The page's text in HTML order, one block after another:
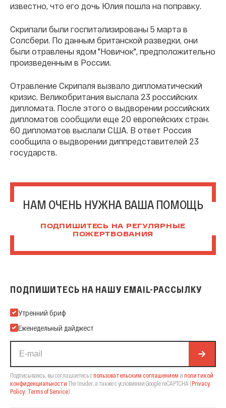
известно, что его дочь Юлия пошла на поправку.
Скрипали были госпитализированы 5 марта в
Солсбери. По данным британской разведки, они
были отравлены ядом "Новичок", предположительно
произведенным в России.
Отравление Скрипаля вызвало дипломатический
кризис. Великобритания выслала 23 российских
дипломата. После этого о выдворении российских
дипломатов сообщили еще 20 европейских стран.
60 дипломатов выслали США. В ответ Россия
сообщила о выдворении диппредставителей 23
государств.
НАМ ОЧЕНЬ НУЖНА ВАША ПОМОЩЬ
ПОДПИШИТЕСЬ НА РЕГУЛЯРНЫЕ
ПОЖЕРТВОВАНИЯ
ПОДПИШИТЕСЬ НА НАШУ EMAIL-РАССЫЛКУ
Подпишитесь на нашу Email-рассылку
Утренний бриф
Еженедельный дайджест
Подписываясь, вы соглашаетесь спользовательским соглашением и политикой
конфиденциальности The Insider, а также с условиями Google reCAPTCHA (Privacy
Policy Terms of Service).